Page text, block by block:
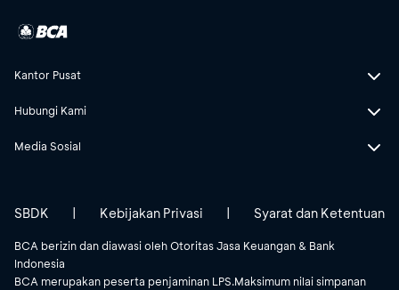
Kantor Pusat
Hubungi Kami
Media Sosial
BCA berizin dan diawasi oleh Otoritas Jasa Keuangan & Bank
Indonesia
BCA merupakan peserta penjaminan LPS.Maksimum nilai simpanan
SBDK | Kebijakan Privasi | Syarat dan Ketentuan